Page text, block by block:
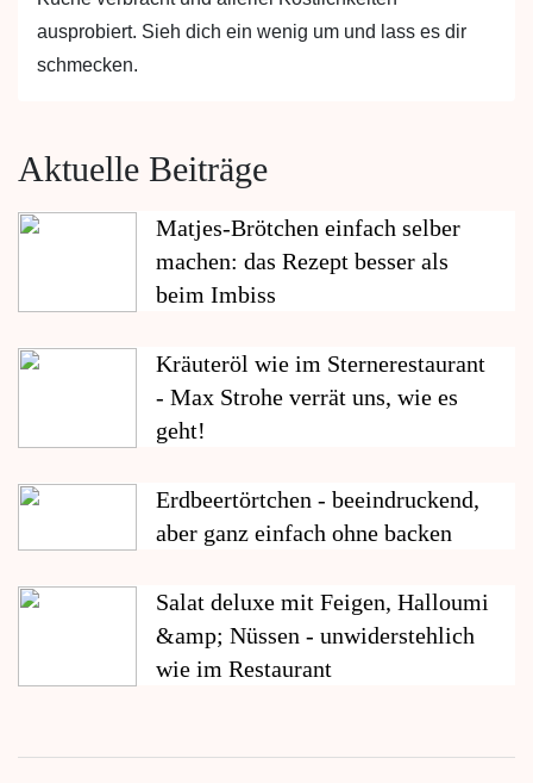
ausprobiert. Sieh dich ein wenig um und lass es dir
schmecken.
Aktuelle Beiträge
Matjes-Brötchen einfach selber
machen: das Rezept besser als
beim Imbiss
Kräuteröl wie im Sternerestaurant
- Max Strohe verrät uns, wie es
geht!
Erdbeertörtchen - beeindruckend,
aber ganz einfach ohne backen
Salat deluxe mit Feigen, Halloumi
&amp; Nüssen - unwiderstehlich
wie im Restaurant